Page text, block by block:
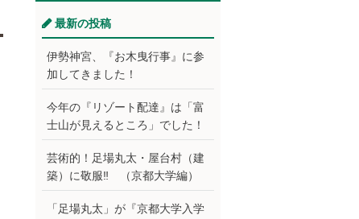
最新の投稿
伊勢神宮、『お木曳行事』に参
加してきました！
今年の『リゾート配達』は「富
士山が見えるところ」でした！
芸術的！足場丸太・屋台村（建
築）に敬服‼ （京都大学編）
「足場丸太」が『京都大学入学